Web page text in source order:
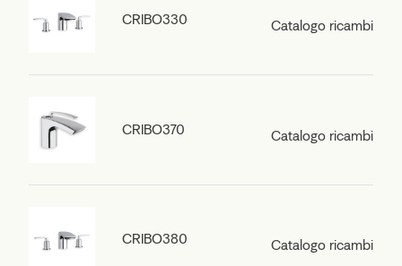
CRIBO330 Catalogo ricambi
CRIBO370 Catalogo ricambi
CRIBO380 Catalogo ricambi